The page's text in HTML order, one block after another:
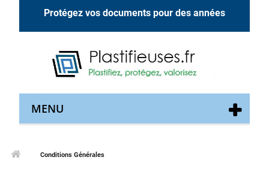
Protégez vos documents pour des années
MENU
Conditions Générales